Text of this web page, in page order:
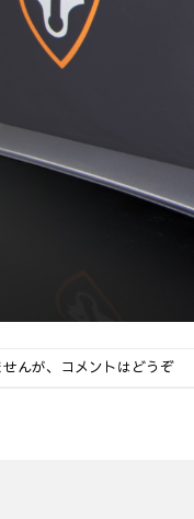
んが、 コメントはどうぞ